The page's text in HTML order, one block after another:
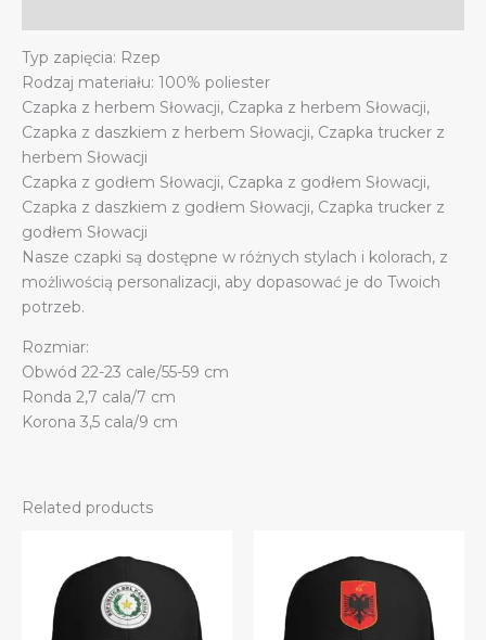
Typ zapięcia: Rzep
Rodzaj materiału: 100% poliester
Czapka z herbem Słowacji, Czapka z herbem Słowacji,
Czapka z daszkiem z herbem Słowacji, Czapka trucker z
herbem Słowacji
Czapka z godłem Słowacji, Czapka z godłem Słowacji,
Czapka z daszkiem z godłem Słowacji, Czapka trucker z
godłem Słowacji
Nasze czapki są dostępne w różnych stylach i kolorach, z
możliwością personalizacji, aby dopasować je do Twoich
potrzeb.
Rozmiar:
Obwód 22-23 cale/55-59 cm
Ronda 2,7 cala/7 cm
Korona 3,5 cala/9 cm
Related products